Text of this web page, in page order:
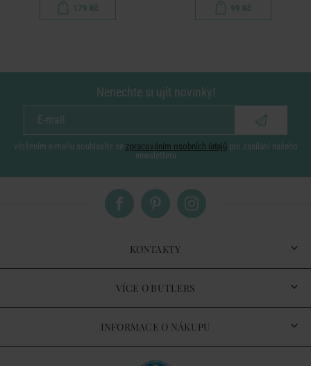
179 Kč 99 Kč
Nenechte si ujít novinky!
vložením e-mailu souhlasíte se zpracováním osobních údajů pro zasílání našeho
newsletteru
KONTAKTY
VÍCE O BUTLERS
INFORMACE O NÁKUPU